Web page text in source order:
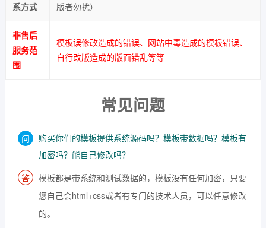
系方式
版者勿扰）
非售后
服务范
围
模板误修改造成的错误、网站中毒造成的模板错误、
自行改版造成的版面错乱等等
常见问题
购买你们的模板提供系统源码吗？模板带数据吗？模板有
加密吗？能自己修改吗？
模板都是带系统和测试数据的，模板没有任何加密，只要
您自己会html+css或者有专门的技术人员，可以任意修改
的。